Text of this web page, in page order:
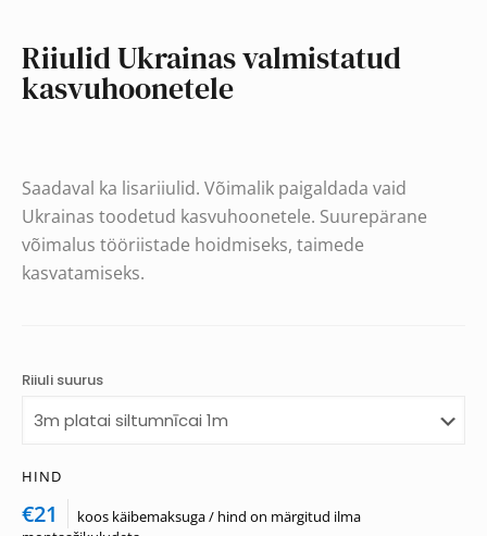
Riiulid Ukrainas valmistatud
kasvuhoonetele
Saadaval ka lisariiulid. Võimalik paigaldada vaid
Ukrainas toodetud kasvuhoonetele. Suurepärane
võimalus tööriistade hoidmiseks, taimede
kasvatamiseks.
Riiuli suurus
HIND
€21
koos käibemaksuga / hind on märgitud ilma